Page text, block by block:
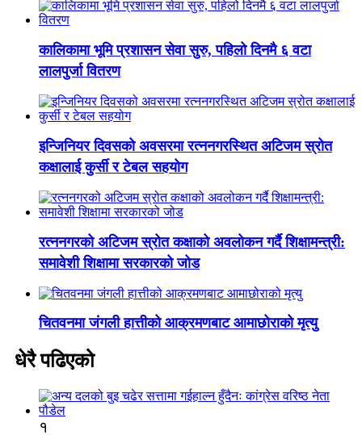
कालिकामा भूमि प्रशासन सेवा सुरु, पहिलो दिनमै ६ वटा
लालपुर्जा वितरण
इन्जिनियर दिवसको अवसरमा रत्ननगरस्थित अटिजम स्रोत
कक्षालाई कुर्सी र टेबल सहयोग
रत्ननगरको अटिजम स्रोत कक्षाको अवलोकन गर्दै शिक्षामन्त्री:
समावेशी शिक्षामा सरकारको जोड
चितवनमा जंगली हात्तीको आक्रमणबाट आमाछोराको मृत्यु
धेरै पढिएको
१